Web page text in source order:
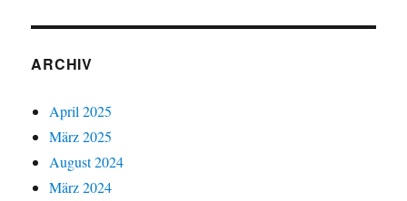
ARCHIV
April 2025
März 2025
August 2024
März 2024